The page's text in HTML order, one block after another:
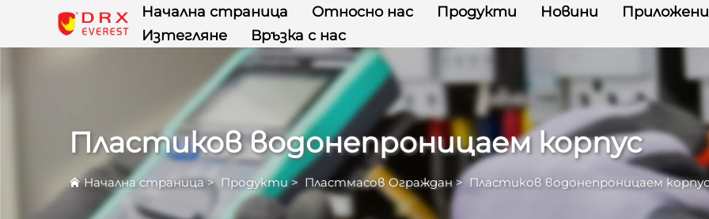
Начална страница Относно нас Продукти Новини
Изтегляне
Връзка с нас
Пластиков водонепроницаем корпус
Начална страница> Продукти> Пластмасов Ограждан> Пластиков водонепроницаем корпус